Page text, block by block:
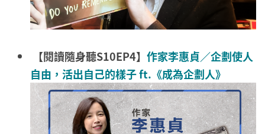
【閱讀隨身聽S10EP4】 作家李惠貞／企劃使人
自由，活出自己的樣子 ft.《成為企劃人》